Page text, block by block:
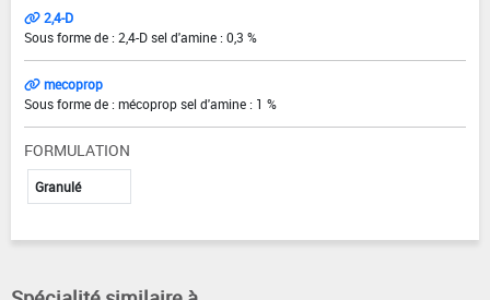
2,4-D
Sous forme de : 2,4-D sel d'amine : 0,3 %
mecoprop
Sous forme de : mécoprop sel d'amine : 1 %
FORMULATION
Granulé